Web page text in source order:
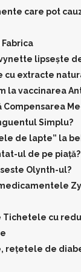
care pot
Fabrica
lipsește
cu extracte
la vaccinarea
Compensarea
Simplu?
de lapte” la
ul de pe piață?
Olynth-ul?
Tichetele cu
rețetele de